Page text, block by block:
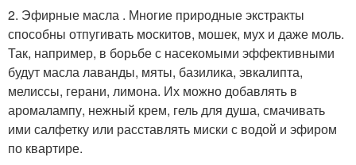
2. Эфирные масла . Многие природные экстракты
способны отпугивать москитов, мошек, мух и даже моль.
Так, например, в борьбе с насекомыми эффективными
будут масла лаванды, мяты, базилика, эвкалипта,
мелиссы, герани, лимона. Их можно добавлять в
аромалампу, нежный крем, гель для душа, смачивать
ими салфетку или расставлять миски с водой и эфиром
по квартире.